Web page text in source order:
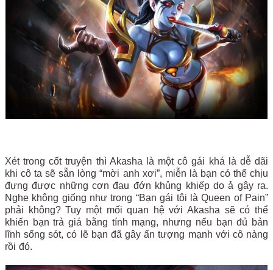
Xét trong cốt truyện thì Akasha là một cô gái khá là dễ dãi
khi cô ta sẽ sẵn lòng “mời anh xơi”, miễn là bạn có thể chịu
đựng được những cơn đau đớn khủng khiếp do ả gây ra.
Nghe không giống như trong “Bạn gái tôi là Queen of Pain”
phải không? Tuy một mối quan hệ với Akasha sẽ có thể
khiến bạn trả giá bằng tính mạng, nhưng nếu bạn đủ bản
lĩnh sống sót, có lẽ bạn đã gây ấn tượng mạnh với cô nàng
rồi đó.